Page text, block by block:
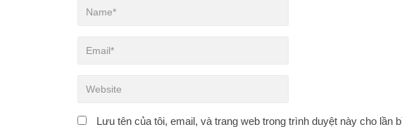
Lưu tên của tôi, email, và trang web trong trình duyệt này cho lần